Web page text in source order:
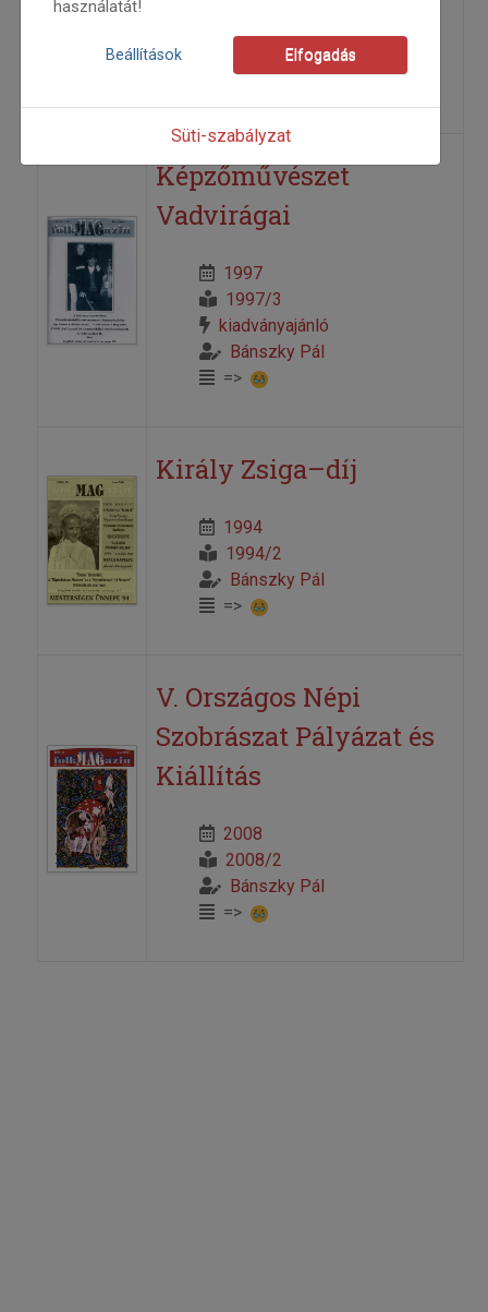
köszöntő
Bánszky Pál
Képzőművészet
Vadvirágai
1997
1997/3
kiadványajánló
Bánszky Pál
=>
Király Zsiga–díj
1994
1994/2
Bánszky Pál
=>
V. Országos Népi
Szobrászat Pályázat és
Kiállítás
2008
2008/2
Bánszky Pál
=>
használatát!
Beállítások Elfogadás
Süti-szabályzat